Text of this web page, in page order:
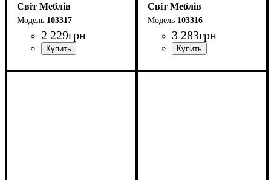
Світ Меблів
103317
2 229грн
Світ Меблів
103316
3 283грн